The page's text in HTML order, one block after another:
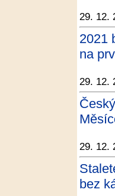
29. 12.
2021
na
29. 12.
29. 12.
bez